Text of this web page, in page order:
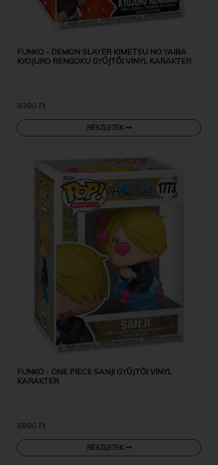
FUNKO - DEMON SLAYER KIMETSU NO YAIBA
KYOJURO RENGOKU GYŰJTŐI VINYL KARAKTER
9390 Ft
RÉSZLETEK
FUNKO - ONE PIECE SANJI GYŰJTŐI VINYL
KARAKTER
6890 Ft
RÉSZLETEK